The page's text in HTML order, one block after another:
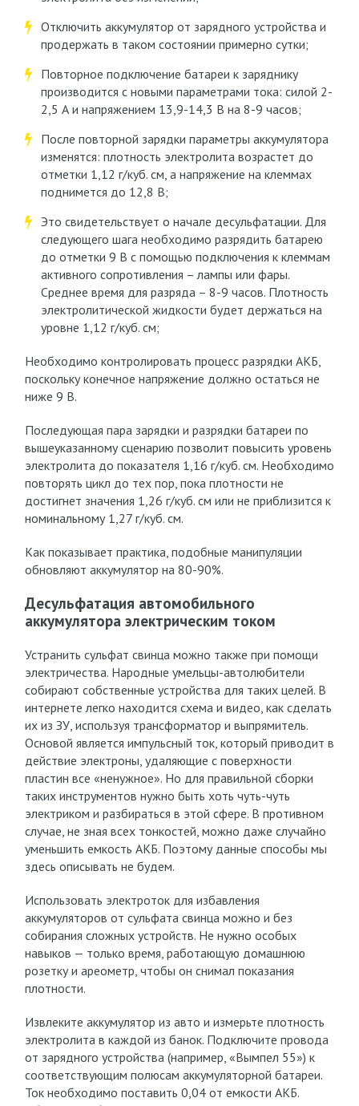
Отключить аккумулятор от зарядного устройства и
продержать в таком состоянии примерно сутки;
Повторное подключение батареи к заряднику
производится с новыми параметрами тока: силой 2-
2,5 А и напряжением 13,9-14,3 В на 8-9 часов;
После повторной зарядки параметры аккумулятора
изменятся: плотность электролита возрастет до
отметки 1,12 г/куб. см, а напряжение на клеммах
поднимется до 12,8 В;
Это свидетельствует о начале десульфатации. Для
следующего шага необходимо разрядить батарею
до отметки 9 В с помощью подключения к клеммам
активного сопротивления – лампы или фары.
Среднее время для разряда – 8-9 часов. Плотность
электролитической жидкости будет держаться на
уровне 1,12 г/куб. см;
Необходимо контролировать процесс разрядки АКБ,
поскольку конечное напряжение должно остаться не
ниже 9 В.
Последующая пара зарядки и разрядки батареи по
вышеуказанному сценарию позволит повысить уровень
электролита до показателя 1,16 г/куб. см. Необходимо
повторять цикл до тех пор, пока плотности не
достигнет значения 1,26 г/куб. см или не приблизится к
номинальному 1,27 г/куб. см.
Как показывает практика, подобные манипуляции
обновляют аккумулятор на 80-90%.
Десульфатация автомобильного
аккумулятора электрическим током
Устранить сульфат свинца можно также при помощи
электричества. Народные умельцы-автолюбители
собирают собственные устройства для таких целей. В
интернете легко находится схема и видео, как сделать
их из ЗУ, используя трансформатор и выпрямитель.
Основой является импульсный ток, который приводит в
действие электроны, удаляющие с поверхности
пластин все «ненужное». Но для правильной сборки
таких инструментов нужно быть хоть чуть-чуть
электриком и разбираться в этой сфере. В противном
случае, не зная всех тонкостей, можно даже случайно
уменьшить емкость АКБ. Поэтому данные способы мы
здесь описывать не будем.
Использовать электроток для избавления
аккумуляторов от сульфата свинца можно и без
собирания сложных устройств. Не нужно особых
навыков — только время, работающую домашнюю
розетку и ареометр, чтобы он снимал показания
плотности.
Извлеките аккумулятор из авто и измерьте плотность
электролита в каждой из банок. Подключите провода
от зарядного устройства (например, «Вымпел 55») к
соответствующим полюсам аккумуляторной батареи.
Ток необходимо поставить 0,04 от емкости АКБ.